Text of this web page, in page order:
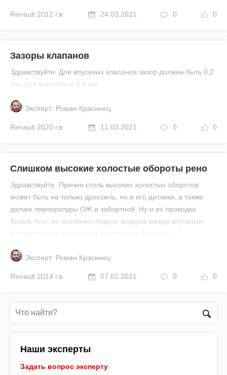
Renault 2012 г.в. 24.03.2021 0 0
Зазоры клапанов
Здравствуйте. Для впускных клапанов зазор должен быть 0,2
мм, для выпускных 0,4 мм.
Эксперт: Роман Красинец
Renault 2020 г.в. 11.03.2021 0 0
Слишком высокие холостые обороты рено
Здравствуйте. Причин столь высоких холостых оборотов
может быть не только дроссель, но и его датчики, а также
датчик температуры ОЖ и забортной. Ну и их проводка.
Кроме того, не исключен подсос воздуха между впускным
Эксперт: Роман Красинец
Renault 2014 г.в. 07.02.2021 0 0
Наши эксперты
Задать вопрос эксперту